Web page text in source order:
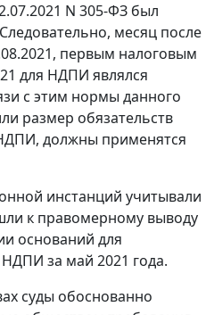
N 305-ФЗ был
месяц после
первым налоговым
для НДПИ являлся
с этим нормы данного
размер обязательств
должны применятся
инстанций учитывали
к правомерному выводу
оснований для
за май 2021 года.
суды обоснованно